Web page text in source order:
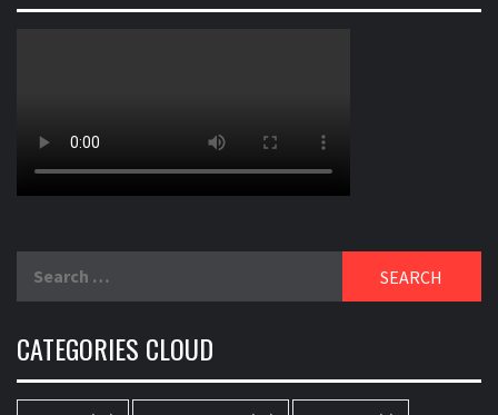
CATEGORIES CLOUD